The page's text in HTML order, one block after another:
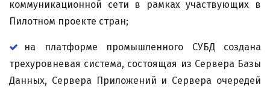
коммуникационной сети в рамках участвующих в
Пилотном проекте стран;
на платформе промышленного СУБД создана
трехуровневая система, состоящая из Сервера Базы
Данных, Сервера Приложений и Сервера очередей